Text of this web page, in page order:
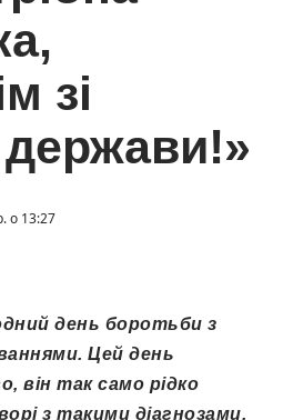
зі
о 13:27
день боротьби з
Цей день
він так само рідко
з такими діагнозами.